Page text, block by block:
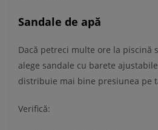
Sandale de apă
Dacă petreci multe ore la piscină
alege sandale cu barete
distribuie mai bine presiunea pe
Verifică: